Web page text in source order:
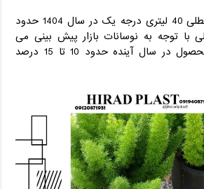
قیمت تقریبی گلدان سطلی 40 لیتری درجه یک در سال 1404 حدود
ولی با توجه به نوسانات بازار پیش بینی می
شود که قیمت این محصول در سال آینده حدود 10 تا 15 درصد